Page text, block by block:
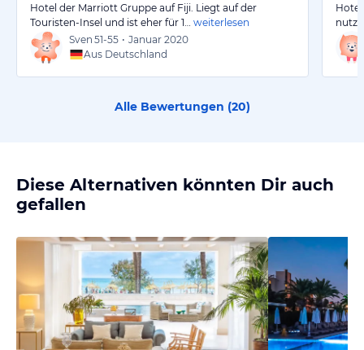
Hotel der Marriott Gruppe auf Fiji. Liegt auf der
Touristen-Insel und ist eher für 1…
weiterlesen
Sven 51-55 • Januar 2020
Aus Deutschland
Hotel
Alle Bewertungen (20)
Diese Alternativen könnten Dir auch
gefallen